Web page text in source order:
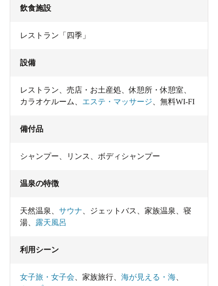
飲食施設
レストラン「四季」
設備
レストラン 売店・お土産処 、休憩所・休憩室
カラオケルーム
エステ・マッサージ 無料WI-FI
備付品
シャンプー リンス ボディシャンプー
温泉の特徴
天然温泉 サウナ ジェットバス 家族温泉
寝
湯
露天風呂
利用シーン
女子旅・女子会 家族旅行 海が見える・海